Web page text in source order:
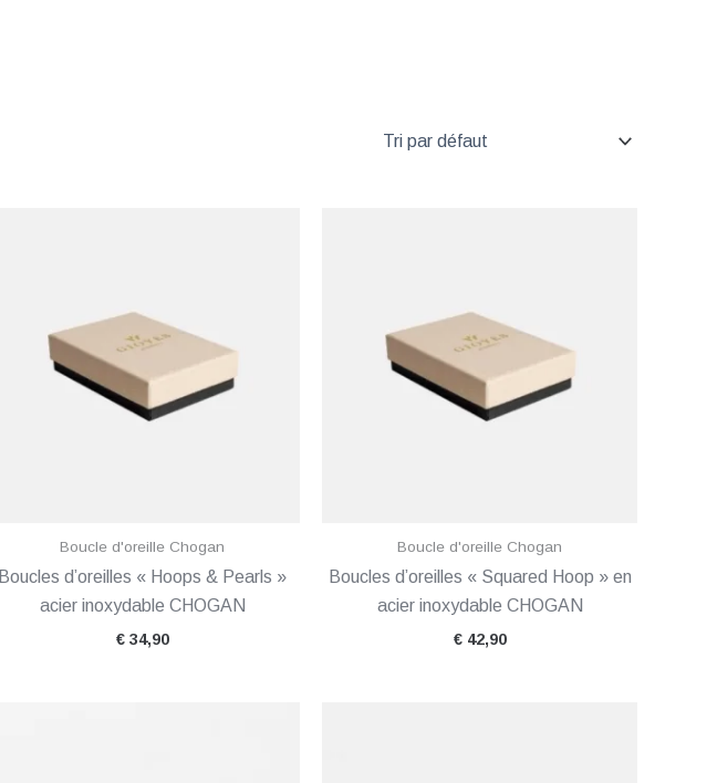
Boucle d'oreille Chogan
Boucles d’oreilles « Hoops & Pearls »
acier inoxydable CHOGAN
€34,90
Boucle d'oreille Chogan
Boucles d’oreilles « Squared Hoop » en
acier inoxydable CHOGAN
€42,90